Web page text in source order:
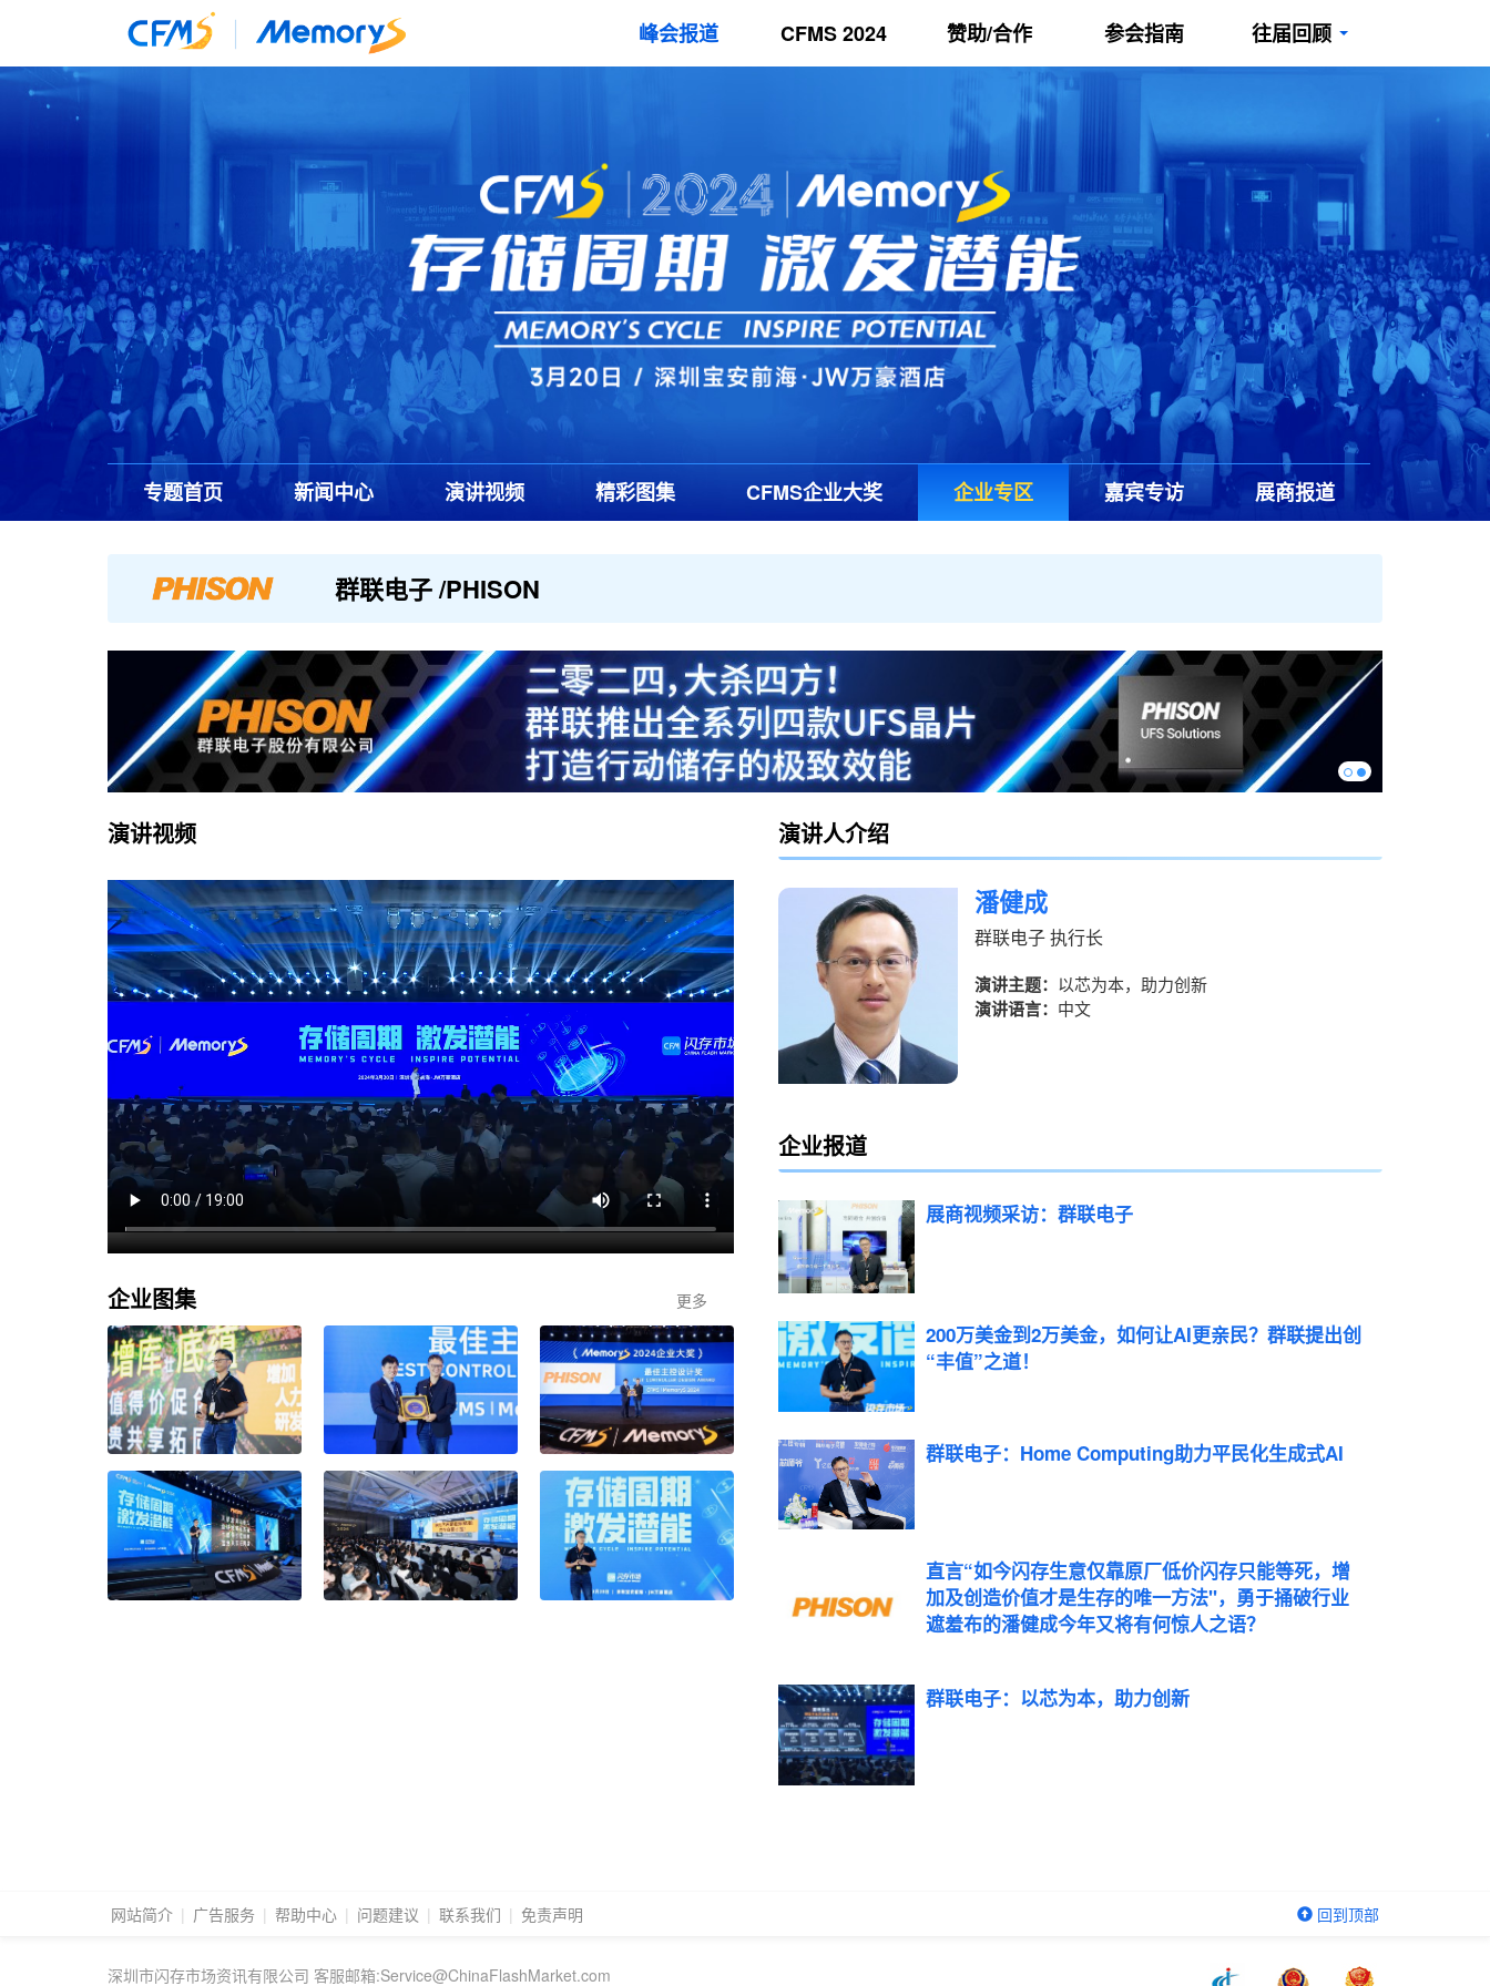
峰会报道 CFMS 2024 赞助/合作 参会指南 往届回顾
专题首页 新闻中心 演讲视频 精彩图集 CFMS企业大奖 企业专区 嘉宾专访 展商报道
群联电子 /PHISON
演讲视频
企业图集 更多
演讲人介绍
潘健成
群联电子 执行长
演讲主题： 以芯为本，助力创新
演讲语言： 中文
企业报道
展商视频采访：群联电子
200万美金到2万美金，如何让AI更亲民？群联提出创
“丰值”之道！
群联电子：Home Computing助力平民化生成式AI
直言“如今闪存生意仅靠原厂低价闪存只能等死，增
加及创造价值才是生存的唯一方法"，勇于捅破行业
遮羞布的潘健成今年又将有何惊人之语？
群联电子：以芯为本，助力创新
网站简介 | 广告服务 | 帮助中心 | 问题建议 | 联系我们 | 免责声明 回到顶部
深圳市闪存市场资讯有限公司 客服邮箱:Service@ChinaFlashMarket.com